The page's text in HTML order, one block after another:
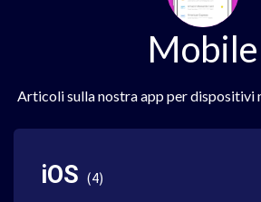
Mobile
Articoli sulla nostra app per dispositivi
iOS 4